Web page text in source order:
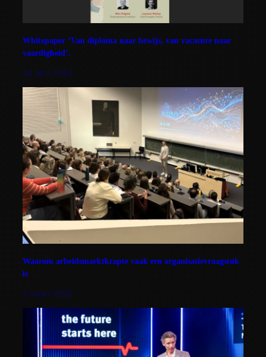
Whitepaper ‘Van diploma naar bewijs, van vacature naar
vaardigheid’.
24 april 2026
Waarom arbeidsmarktkrapte vaak een organisatievraagstuk
is
3 maart 2026